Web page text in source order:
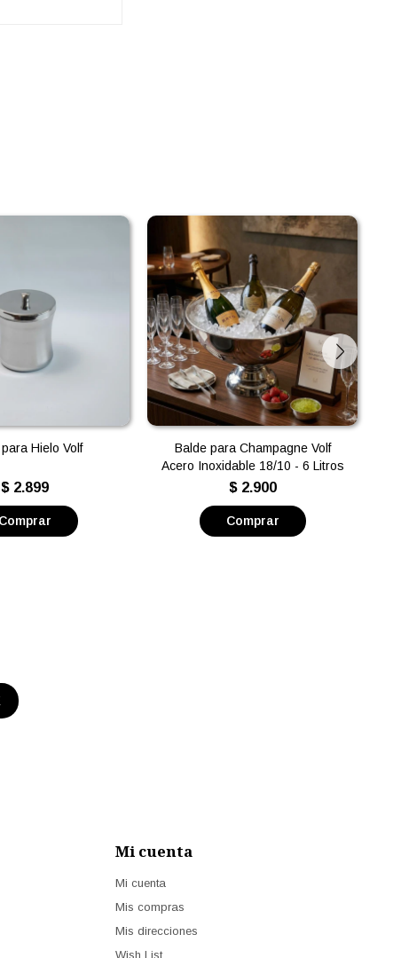
Hielo Volf
$ 2.899
Balde para Champagne Volf
Acero Inoxidable 18/10 - 6 Litros
$ 2.900
Mi cuenta
Mi cuenta
Mis compras
Mis direcciones
Wish List